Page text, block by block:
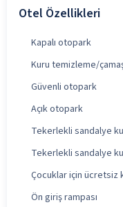
Otel Özellikleri
Kapalı otopark
Kuru temizleme/
Güvenli otopark
Açık otopark
Tekerlekli sandalye
Tekerlekli sandalye
Çocuklar için ücretsiz
Ön giriş rampası